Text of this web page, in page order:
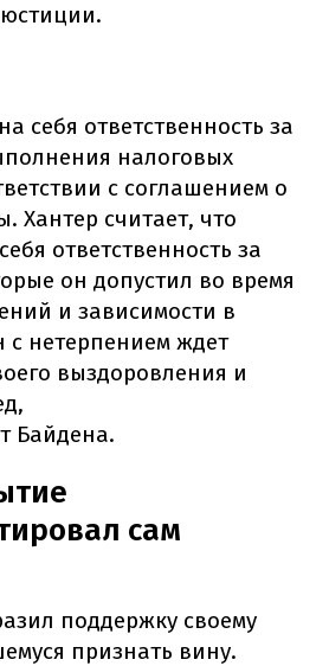
себя ответственность за
налоговых
с соглашением о
Хантер считает, что
ответственность за
он допустил во время
и зависимости в
нетерпением ждет
выздоровления и
Байдена.
сам
поддержку своему
признать вину.